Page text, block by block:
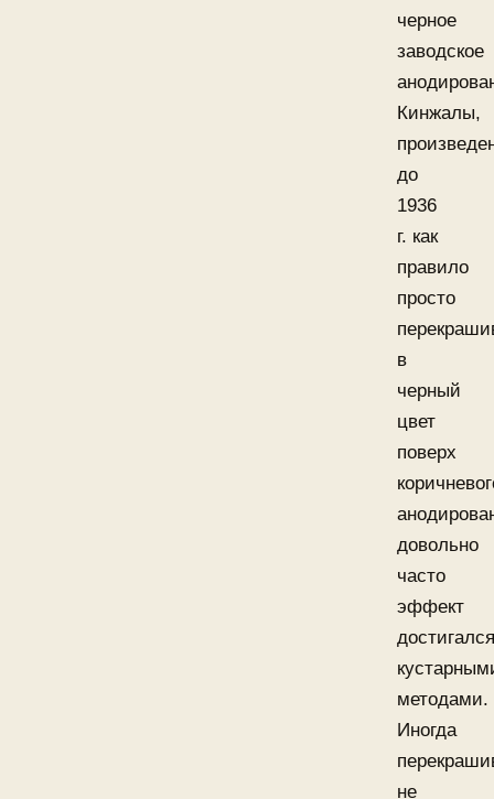
черное
заводское
Кинжалы,
до
1936
г. как
правило
просто
в
черный
цвет
поверх
довольно
часто
эффект
достигался
методами.
Иногда
не